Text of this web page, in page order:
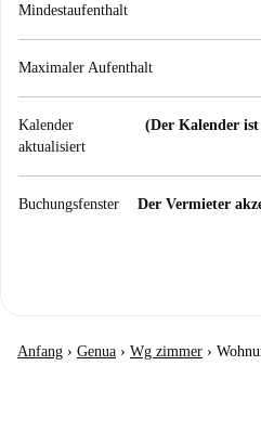
Mindestaufenthalt
Maximaler Aufenthalt
Kalender
aktualisiert
(Der Kalender
Buchungsfenster
Der Vermieter
Anfang › Genua › Wg zimmer ›